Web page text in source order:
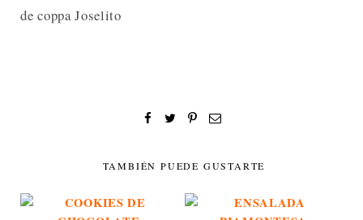
de coppa Joselito
TAMBIÉN PUEDE GUSTARTE